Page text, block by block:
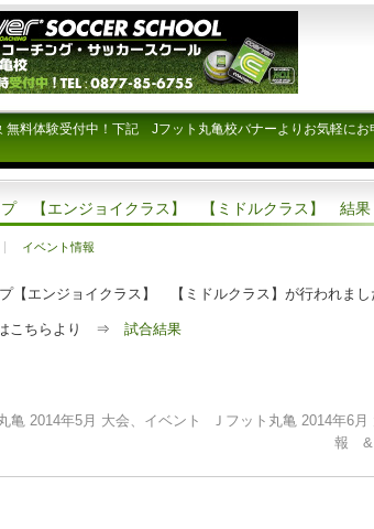
料体験受付中！下記 Jフット丸亀校バナーよりお気軽にお
プ 【エンジョイクラス】 【ミドルクラス】 結果
イベント情報
【エンジョイクラス】 【ミドルクラス】が行われまし
はこちらより ⇒ 試合結果
亀 2014年5月 大会、イベント
Ｊフット丸亀 2014年6
報 &